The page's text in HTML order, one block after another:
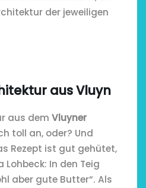
der jeweiligen
aus Vluyn
aus dem Vluyner
toll an, oder? Und
Rezept ist gut gehütet,
Lohbeck: In den Teig
aber gute Butter“. Als